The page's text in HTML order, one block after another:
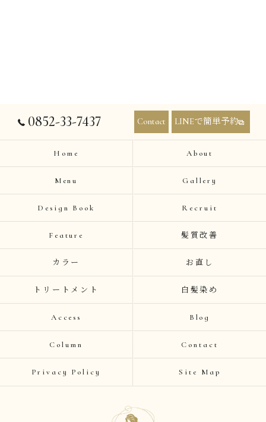
0852-33-7437 Contact LINEで簡単予約
Home About
Menu Gallery
Design Book Recruit
Feature 髪質改善
カラー お直し
トリートメント 白髪染め
Access Blog
Column Contact
Privacy Policy Site Map